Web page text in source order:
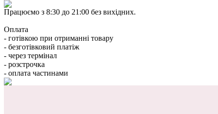
Працюємо з 8:30 до 21:00 без вихідних.
Оплата
- готівкою при отриманні товару
- безготівковий платіж
- через термінал
- розстрочка
- оплата частинами